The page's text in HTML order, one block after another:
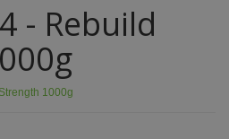
- Rebuild
1000g